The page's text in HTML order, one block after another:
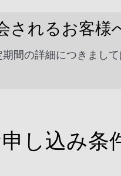
されるお客様
間の詳細につきまして
し込み条